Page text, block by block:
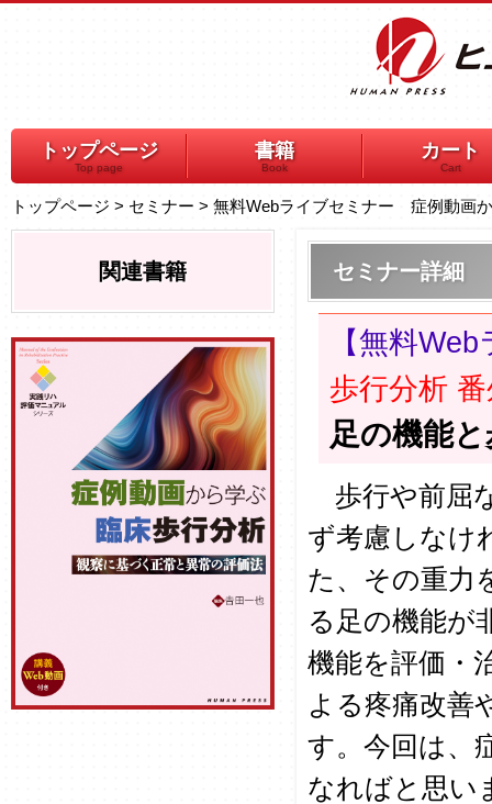
トップページ
Top page
書籍
Book
カート
Cart
トップページ > セミナー > 無料Webライブセミナー 症例動画
セミナー詳細
【無料
歩行分析
足の機能
歩行や前屈
ず考慮しなけ
た、その重力
る足の機能が
機能を評価・
よる疼痛改善
す。今回は、
なればと思い
関連書籍